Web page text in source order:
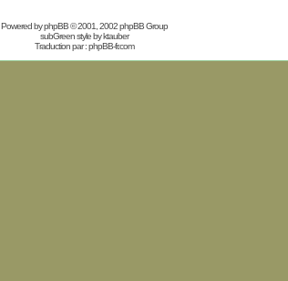
Powered byphpBB© 2001, 2002 phpBB Group
subGreen style byktauber
Traduction par :phpBB-fr.com